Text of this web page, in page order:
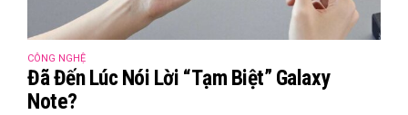
CÔNG NGHỆ
Đã Đến Lúc Nói Lời “tạm Biệt” Galaxy
Note?